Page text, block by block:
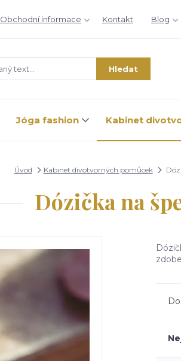
Obchodní informace Kontakt Blog
Hledat
Jóga fashion Kabinet
Úvod Kabinet divotvorných pomůcek
Dózička na